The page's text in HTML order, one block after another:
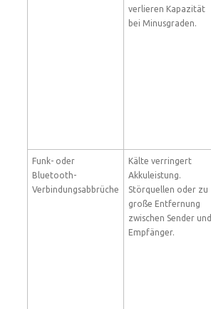
verlieren Kapazität
bei Minusgraden.
Funk- oder
Bluetooth-
Verbindungsabbrüche
Kälte verringert
Akkuleistung.
Störquellen oder zu
große Entfernung
zwischen Sender und
Empfänger.